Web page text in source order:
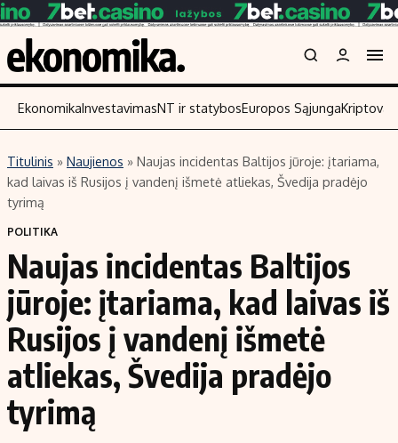
Turinys
Naujienos
Aplinka
Verslas
Energetika
Ekonomika
Politika
NT ir statybos
Skaitykite
Žemės ūkis
Technologijos
Laisvalaikis
Populiarios temos
EkonomikaInvestavimasNT ir statybosEuropos Sąjunga
Titulinis » Naujienos » Naujas incidentas Baltijos jūroje: įtariama,
kad laivas iš Rusijos į vandenį išmetė atliekas, Švedija pradėjo
tyrimą
POLITIKA
Naujas incidentas Baltijos
jūroje: įtariama, kad laivas iš
Rusijos į vandenį išmetė
atliekas, Švedija pradėjo
tyrimą